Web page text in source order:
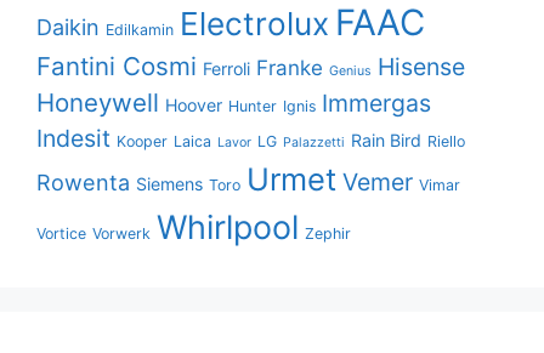
Daikin Edilkamin Electrolux FAAC
Fantini Cosmi Ferroli Franke Genius Hisense
Honeywell Hoover Hunter Ignis Immergas
Indesit Kooper Laica Lavor LG Palazzetti Rain Bird Riello
Rowenta Siemens Toro Urmet Vemer Vimar
Vortice Vorwerk Whirlpool Zephir